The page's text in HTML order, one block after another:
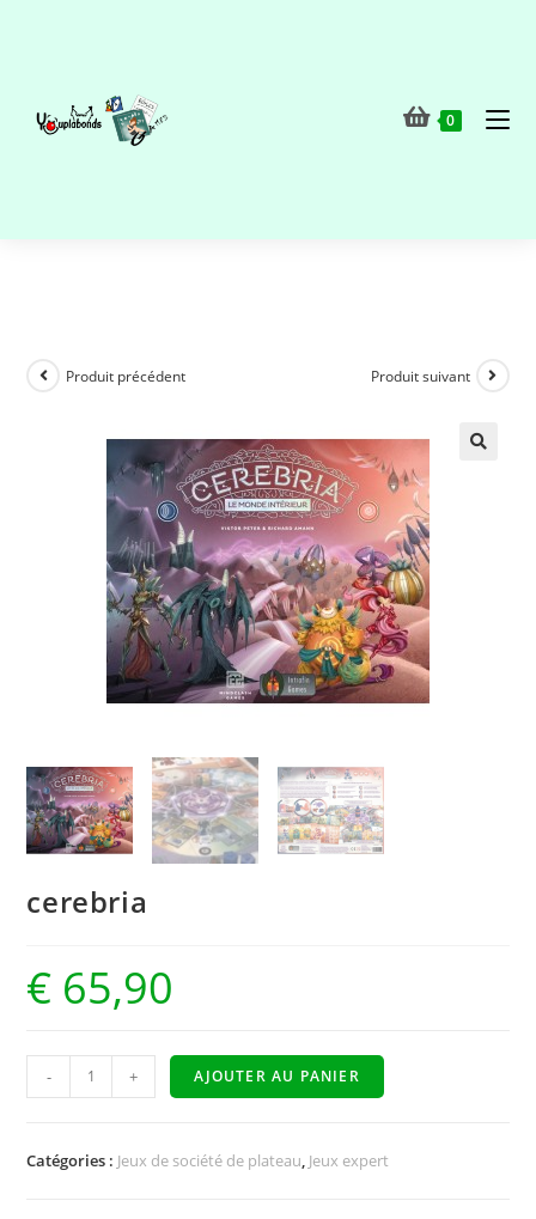
0
Produit précédent Produit suivant
cerebria
€ 65,90
- + AJOUTER AU PANIER
Catégories : Jeux de société de plateau, Jeux expert